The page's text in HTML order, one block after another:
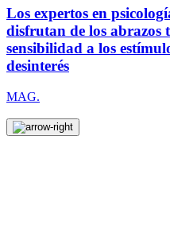
Los expertos en
disfrutan de los abrazos
sensibilidad a los
desinterés
MAG.